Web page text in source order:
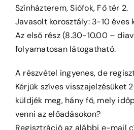
Színházterem, Siófok, Fő tér 2.
Javasolt korosztály: 3-10 éves
Az első rész (8.30-10.00 –
folyamatosan látogatható.
A részvétel ingyenes, de
Kérjük szíves visszajelzésüket
küldjék meg, hány fő, mely
venni az előadásokon?
Regisztráció az alábbi e-mail